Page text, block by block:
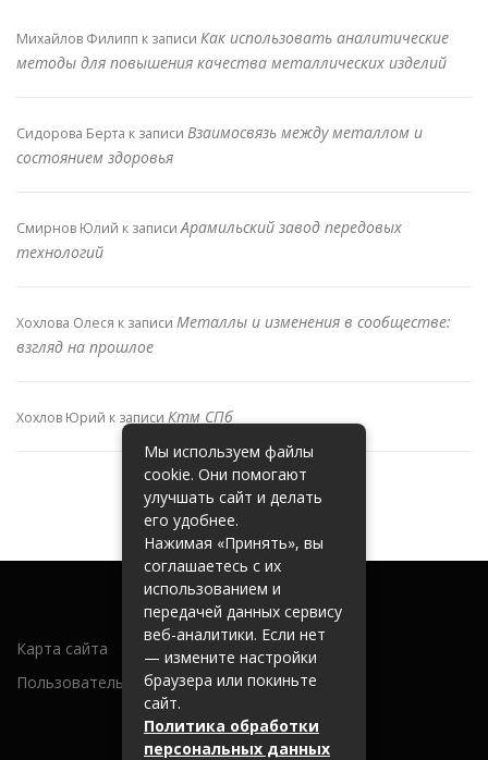
Михайлов Филипп к записи Как использовать аналитические
методы для повышения качества металлических изделий
Сидорова Берта к записи Взаимосвязь между металлом и
состоянием здоровья
Смирнов Юлий к записиАрамильский завод передовых
технологий
Хохлова Олеся к записи Металлы и изменения в сообществе:
взгляд на прошлое
Хохлов Юрий к записи Ктм СПб
Карта сайта
Пользовательское соглашение
Мы используем файлы
cookie. Они помогают
улучшать сайт и делать
его удобнее.
Нажимая «Принять», вы
соглашаетесь с их
использованием и
передачей данных сервису
веб-аналитики. Если нет
— измените настройки
браузера или покиньте
сайт.
Политика обработки
персональных данных